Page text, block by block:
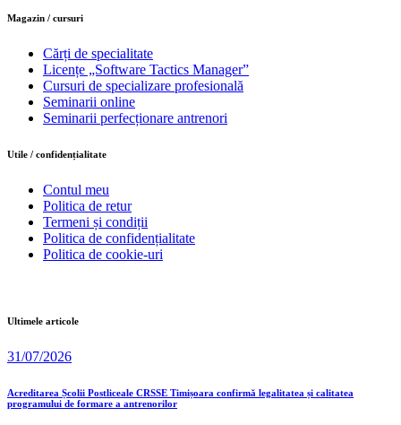
Magazin / cursuri
Cărți de specialitate
Licențe „Software Tactics Manager”
Cursuri de specializare profesională
Seminarii online
Seminarii perfecționare antrenori
Utile / confidențialitate
Contul meu
Politica de retur
Termeni și condiții
Politica de confidențialitate
Politica de cookie-uri
Ultimele articole
31/07/2026
Acreditarea Școlii Postliceale CRSSE Timișoara confirmă legalitatea și calitatea
programului de formare a antrenorilor